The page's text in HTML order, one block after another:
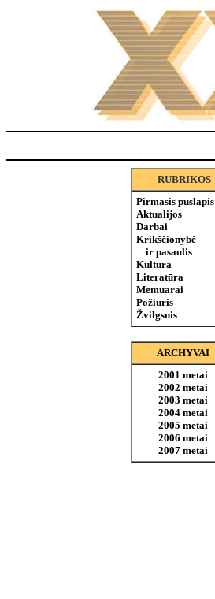
RUBRIKOS
Pirmasis puslapis
Aktualijos
Darbai
Krikščionybė
ir pasaulis
Kultūra
Literatūra
Memuarai
Požiūris
Žvilgsnis
ARCHYVAI
2001 metai
2002 metai
2003 metai
2004 metai
2005 metai
2006 metai
2007 metai